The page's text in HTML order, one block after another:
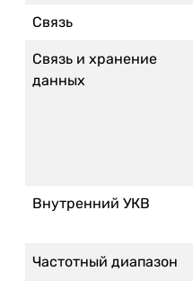
Связь
Связь и хранение
данных
Внутренний УКВ
Частотный диапазон